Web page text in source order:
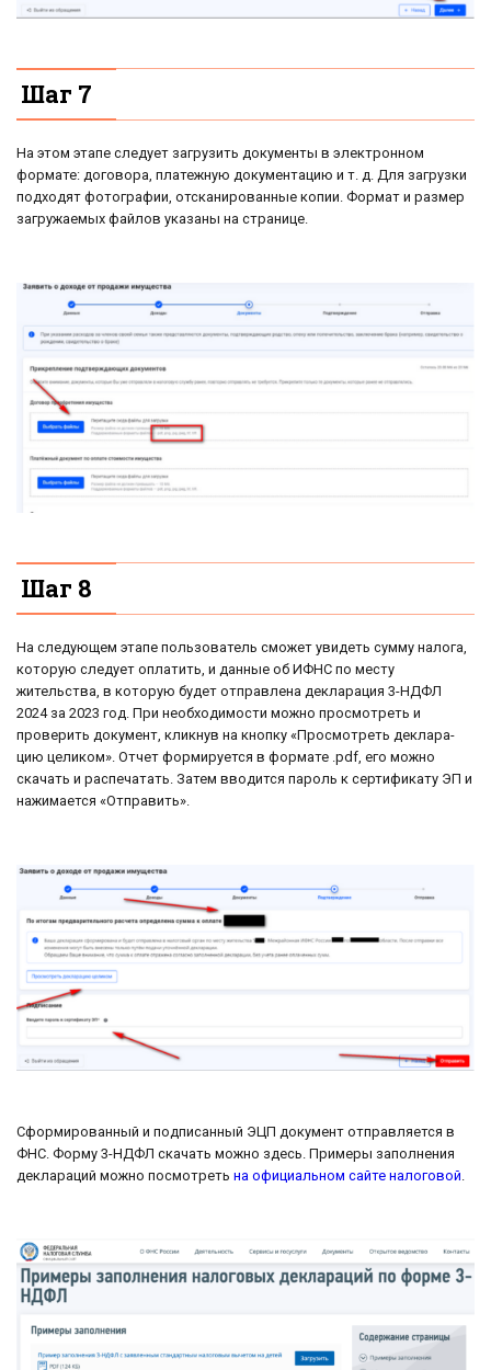
Шаг 7
На этом этапе следует загрузить документы в электронном
формате: договора, платежную документацию и т. д. Для загрузки
подходят фотографии, отсканированные копии. Формат и размер
загружаемых файлов указаны на странице.
Шаг 8
На следующем этапе пользователь сможет увидеть сумму налога,
которую следует оплатить, и данные об ИФНС по месту
жительства, в которую будет отправлена декларация 3-НДФЛ
2024 за 2023 год. При необходимости можно просмотреть и
проверить документ, кликнув на кнопку «Про­смот­реть де­кла­ра­
цию це­ли­ком». Отчет формируется в формате .pdf, его можно
скачать и распечатать. Затем вводится пароль к сертификату ЭП и
нажимается «От­пра­вить».
Сформированный и подписанный ЭЦП документ отправляется в
ФНС. Форму 3-НДФЛ скачать можно здесь. Примеры заполнения
деклараций можно посмотреть на официальном сайте налоговой